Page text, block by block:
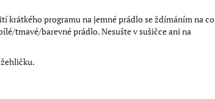
krátkého programu na jemné prádlo se ždímáním na co
tmavé/barevné prádlo. Nesušte v sušičce ani na